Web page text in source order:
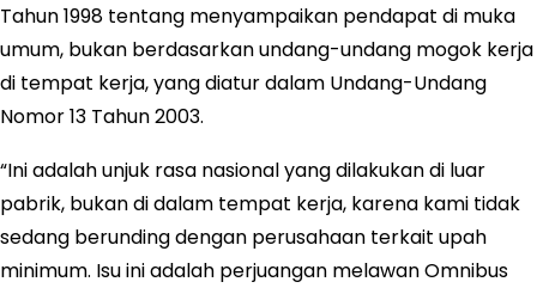
Tahun 1998 tentang menyampaikan pendapat di muka
umum, bukan berdasarkan undang-undang mogok kerja
di tempat kerja, yang diatur dalam Undang-Undang
Nomor 13 Tahun 2003.
“Ini adalah unjuk rasa nasional yang dilakukan di luar
pabrik, bukan di dalam tempat kerja, karena kami tidak
sedang berunding dengan perusahaan terkait upah
minimum. Isu ini adalah perjuangan melawan Omnibus